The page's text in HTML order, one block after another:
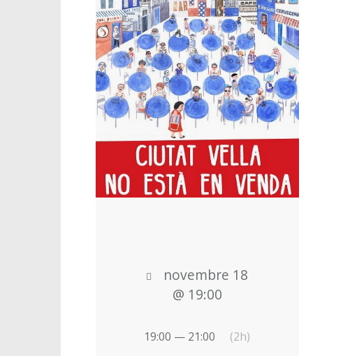
novembre 18
@ 19:00
19:00 — 21:00 (2h)